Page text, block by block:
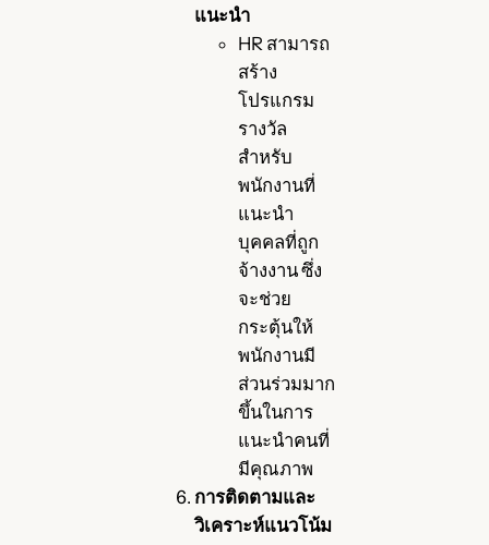
แนะนำ
HR สามารถ
สร้าง
โปรแกรม
รางวัล
สำหรับ
พนักงานที่
แนะนำ
บุคคลที่ถูก
จ้างงาน ซึ่ง
จะช่วย
กระตุ้นให้
พนักงานมี
ส่วนร่วมมาก
ขึ้นในการ
แนะนำคนที่
มีคุณภาพ
การติดตามและ
วิเคราะห์แนวโน้ม